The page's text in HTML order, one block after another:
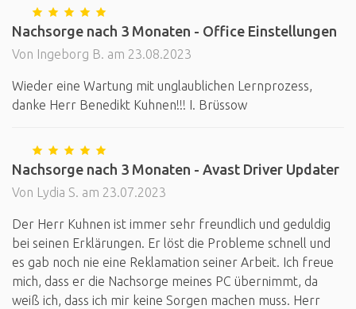
Nachsorge nach 3 Monaten - Office Einstellungen
Von Ingeborg B. am 23.08.2023
Wieder eine Wartung mit unglaublichen Lernprozess,
danke Herr Benedikt Kuhnen!!! I. Brüssow
Nachsorge nach 3 Monaten - Avast Driver Updater
Von Lydia S. am 23.07.2023
Der Herr Kuhnen ist immer sehr freundlich und geduldig
bei seinen Erklärungen. Er löst die Probleme schnell und
es gab noch nie eine Reklamation seiner Arbeit. Ich freue
mich, dass er die Nachsorge meines PC übernimmt, da
weiß ich, dass ich mir keine Sorgen machen muss. Herr